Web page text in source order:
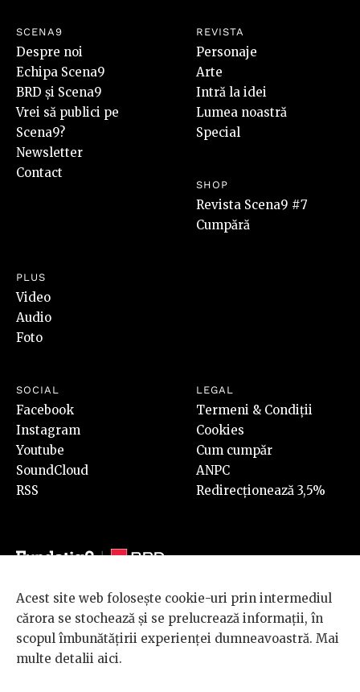
SCENA9
Despre noi
Echipa Scena9
BRD și Scena9
Vrei să publici pe
Scena9?
Newsletter
Contact
REVISTA
Personaje
Arte
Intră la idei
Lumea noastră
Special
SHOP
Revista Scena9 #7
Cumpără
PLUS
Video
Audio
Foto
SOCIAL
Facebook
Instagram
Youtube
SoundCloud
RSS
LEGAL
Termeni & Condiții
Cookies
Cum cumpăr
ANPC
Redirecționează 3,5%
© 2026 BRD Groupe Société Générale, toate drepturile rezervate.
Scena 9 este un proiect sustinut de
BRD GROUPE SOCIÉTÉ
GÉNÉRALE
Acest site web folosește cookie-uri prin intermediul
cărora se stochează și se prelucrează informații, în
scopul îmbunătățirii experienței dumneavoastră. Mai
multe detalii aici.